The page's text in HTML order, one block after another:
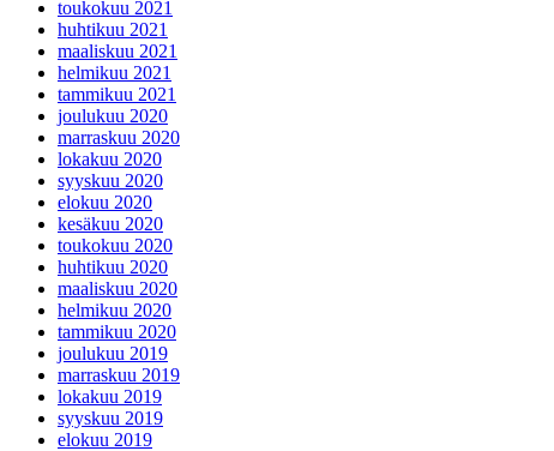
toukokuu 2021
huhtikuu 2021
maaliskuu 2021
helmikuu 2021
tammikuu 2021
joulukuu 2020
marraskuu 2020
lokakuu 2020
syyskuu 2020
elokuu 2020
kesäkuu 2020
toukokuu 2020
huhtikuu 2020
maaliskuu 2020
helmikuu 2020
tammikuu 2020
joulukuu 2019
marraskuu 2019
lokakuu 2019
syyskuu 2019
elokuu 2019